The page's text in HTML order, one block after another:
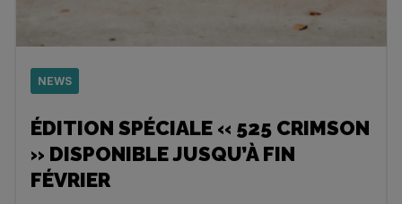
NEWS
ÉDITION SPÉCIALE « 525 CRIMSON
» DISPONIBLE JUSQU’À FIN
FÉVRIER